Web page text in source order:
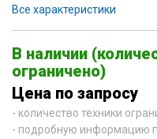
Все характеристики
В наличии
ограничено)
Цена по запросу
- количество техники
- подробную информацию